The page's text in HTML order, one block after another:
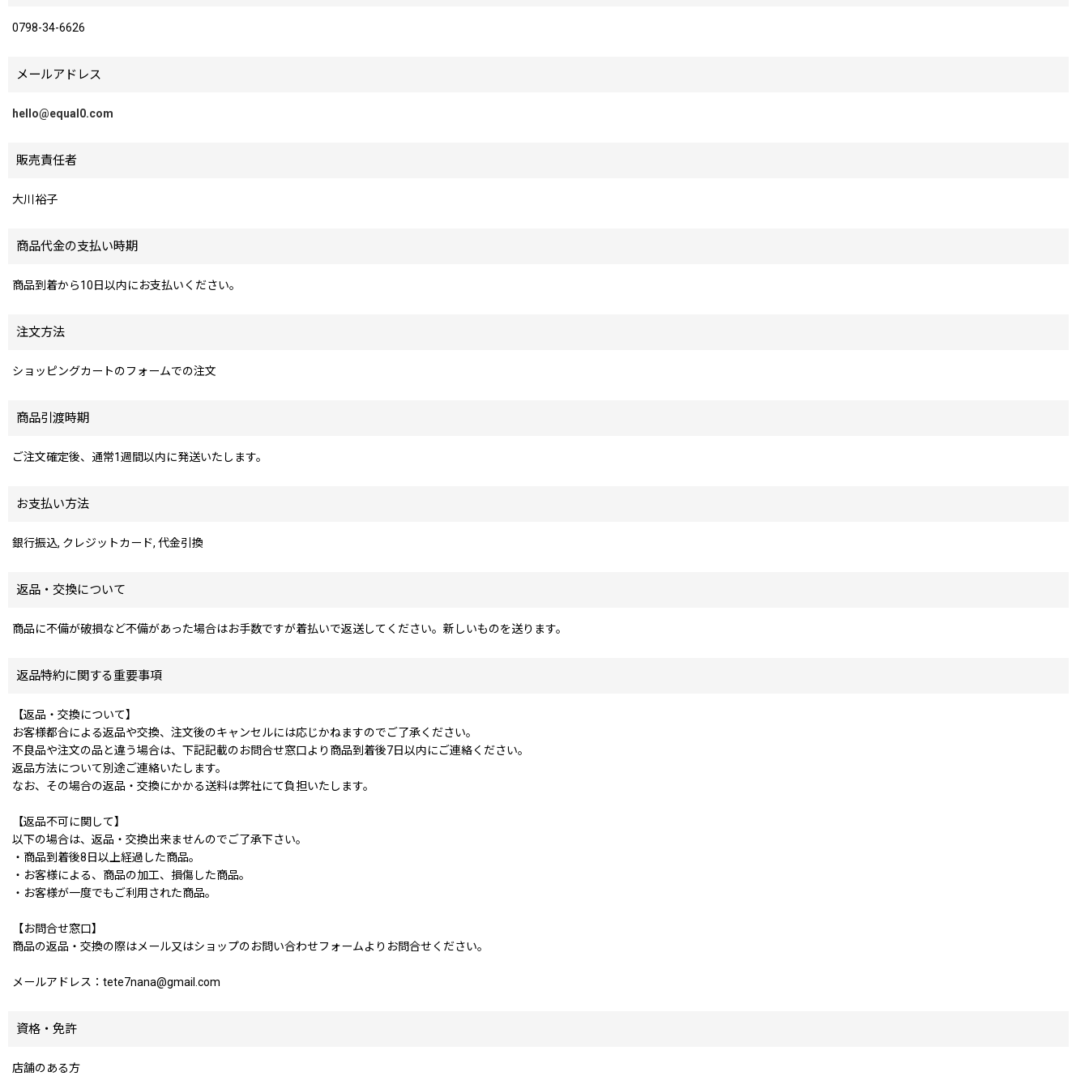
0798-34-6626
メールアドレス
hello@equal0.com
販売責任者
大川裕子
商品代金の支払い時期
商品到着から10日以内にお支払いください。
注文方法
ショッピングカートのフォームでの注文
商品引渡時期
ご注文確定後、通常1週間以内に発送いたします。
お支払い方法
銀行振込, クレジットカード, 代金引換
返品・交換について
商品に不備が破損など不備があった場合はお手数ですが着払いで返送してください。新しいものを送ります。
返品特約に関する重要事項
【返品・交換について】
お客様都合による返品や交換、注文後のキャンセルには応じかねますのでご了承ください。
不良品や注文の品と違う場合は、下記記載のお問合せ窓口より商品到着後7日以内にご連絡ください。
返品方法について別途ご連絡いたします。
なお、その場合の返品・交換にかかる送料は弊社にて負担いたします。
【返品不可に関して】
以下の場合は、返品・交換出来ませんのでご了承下さい。
・商品到着後8日以上経過した商品。
・お客様による、商品の加工、損傷した商品。
・お客様が一度でもご利用された商品。
【お問合せ窓口】
商品の返品・交換の際はメール又はショップのお問い合わせフォームよりお問合せください。
メールアドレス：tete7nana@gmail.com
資格・免許
店舗のある方